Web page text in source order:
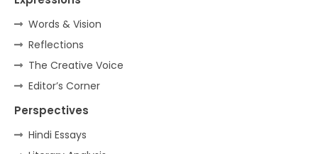
Words & Vision
Reflections
The Creative Voice
Editor’s Corner
Perspectives
Hindi Essays